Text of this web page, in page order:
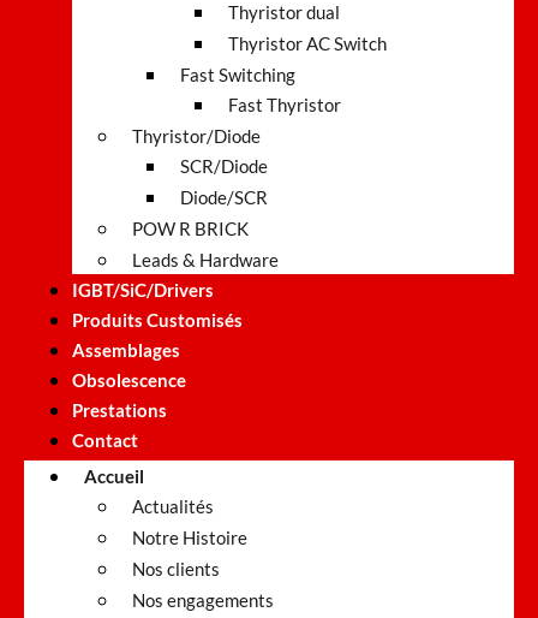
Thyristor dual
Thyristor AC Switch
Fast Switching
Fast Thyristor
Thyristor/Diode
SCR/Diode
Diode/SCR
POW R BRICK
Leads & Hardware
IGBT/SiC/Drivers
Produits Customisés
Assemblages
Obsolescence
Prestations
Contact
Accueil
Actualités
Notre Histoire
Nos clients
Nos engagements